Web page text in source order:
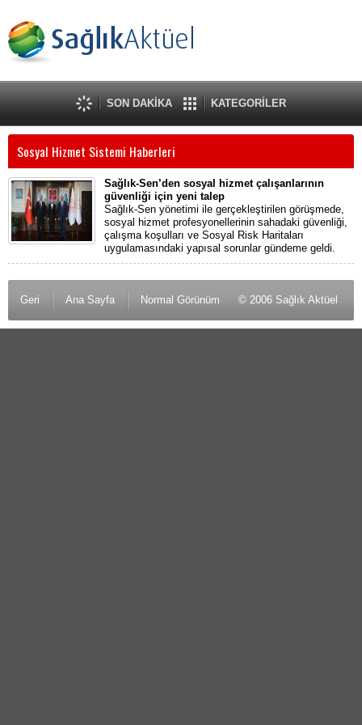
SON DAKİKA KATEGORİLER
Sosyal Hizmet Sistemi Haberleri
Sağlık-Sen’den sosyal hizmet çalışanlarının
güvenliği için yeni talep
Sağlık-Sen yönetimi ile gerçekleştirilen görüşmede,
sosyal hizmet profesyonellerinin sahadaki güvenliği,
çalışma koşulları ve Sosyal Risk Haritaları
uygulamasındaki yapısal sorunlar gündeme geldi.
Geri Ana Sayfa Normal Görünüm © 2006 Sağlık Aktüel